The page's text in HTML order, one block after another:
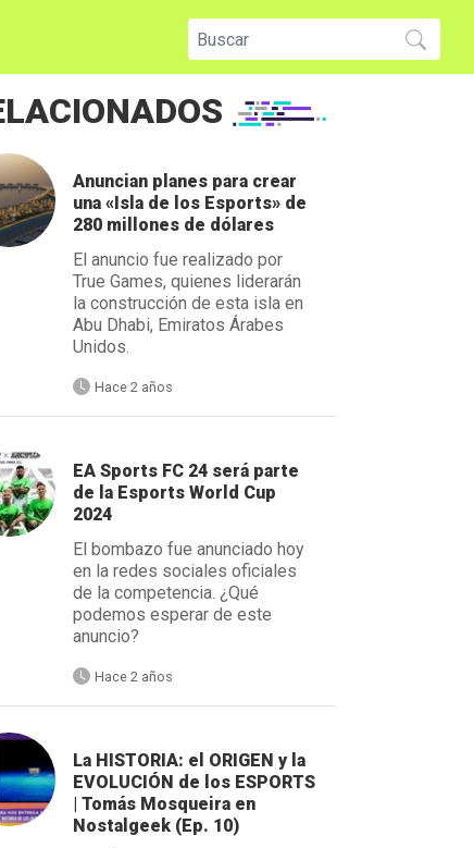
Anuncian planes para crear
una «Isla de los Esports» de
280 millones de dólares
El anuncio fue realizado por
True Games, quienes liderarán
la construcción de esta isla en
Abu Dhabi, Emiratos Árabes
Unidos.
Hace 2 años
EA Sports FC 24 será parte
de la Esports World Cup
2024
El bombazo fue anunciado hoy
en la redes sociales oficiales
de la competencia. ¿Qué
podemos esperar de este
anuncio?
Hace 2 años
La HISTORIA: el ORIGEN y la
EVOLUCIÓN de los ESPORTS
| Tomás Mosqueira en
Nostalgeek (Ep. 10)